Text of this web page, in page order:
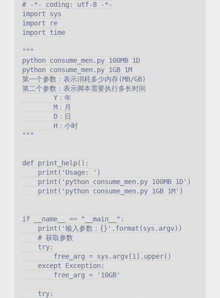
# -*- coding: utf-8 -*-
import sys
import re
import time
"""
python consume_men.py 100MB 1D
python consume_men.py 1GB 1M
第一个参数：表示消耗多少内存(MB/GB)
第二个参数：表示脚本需要执行多长时间
        Y：年
        M：月
        D：日
        H：小时
"""
def print_help():
    print('Usage: ')
    print('python consume_men.py 100MB 1D')
    print('python consume_men.py 1GB 1M')
if __name__ == "__main__":
    print('输入参数：{}'.format(sys.argv))
    # 获取参数
    try:
        free_arg = sys.argv[1].upper()
    except Exception:
        free_arg = '10GB'
    try: